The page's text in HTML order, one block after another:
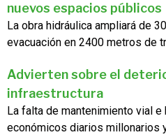
nuevos espacios públicos
La obra hidráulica ampliará de
evacuación en 2400 metros de
Advierten sobre el
infraestructura
La falta de mantenimiento vial
económicos diarios millonarios